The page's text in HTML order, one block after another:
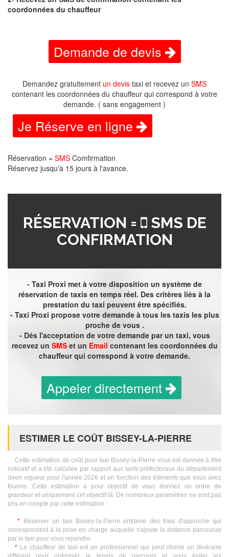
coordonnées du chauffeur
Demande de devis
Demandez gratuitement un devis taxi et recevez un SMS
contenant les coordonnées du chauffeur qui correspond à votre
demande. ( sans engagement )
Je Réserve en ligne
Réservation = SMS Comfirmation
Réservez jusqu'à 15 jours à l'avance.
RÉSERVATION =
SMS DE
CONFIRMATION
- Taxi Proxi met à votre disposition un système de
réservation de taxis en temps réel. Des critères liés à la
prestation du taxi peuvent être spécifiés.
- Taxi Proxi propose votre demande à tous les taxis les plus
proche de vous .
- Dés l'acceptation de votre demande par un taxi, vous
recevez un SMSet un Email contenant les coordonnées du
chauffeur qui correspond à votre demande.
Appeler directement
ESTIMER LE COÛT BISSEY-LA-PIERRE
Cette estimation de coût pour taxi Bissey-la-Pierre vous est donnée à titre
indicatif et a été calculée par rapport aux tarifs préfectoraux du département
deen vigueur pour l'année 2026 et en fonction des éléments que vous avez
fournis. Cette estimation a pour objectif de vous donnez un ordre de
grandeur et uniquement cet objectif là. De nombreux paramètres ne sont pas
pris en compte par cette estimation :
* Réserver un taxi Bissey-la-Pierre entraine des frais d'approche qui
correspondent à la prise en charge auquelle s'ajoute la distance parcourue
par le taxi pour vous rejoindre.
* Le chauffeur de taxi est un professionnel qui peut choisir un itinéraire